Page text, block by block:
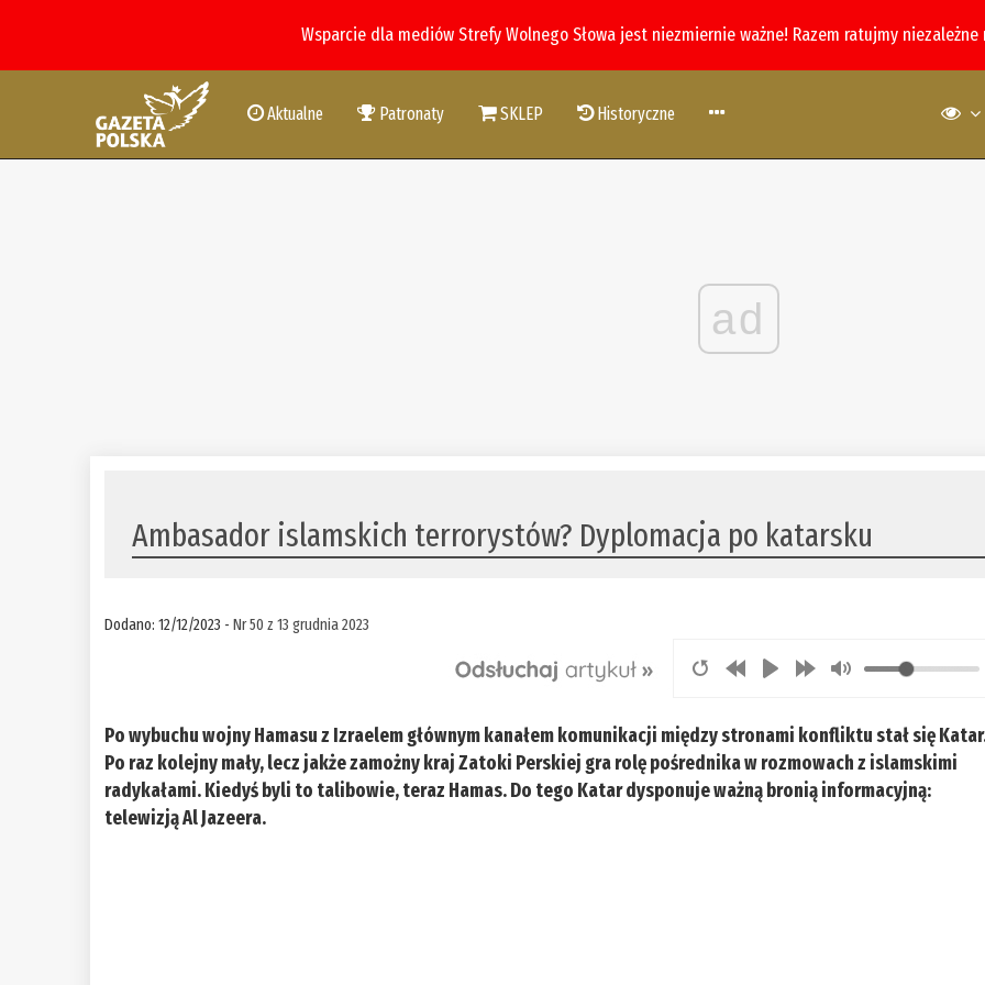
Wsparcie dla mediów Strefy Wolnego Słowa jest niezmiernie ważne! Razem ratujmy
Aktualne Patronaty SKLEP Historyczne
ad
Ambasador islamskich terrorystów? Dyplomacja po katarsku
Dodano: 12/12/2023 -Nr 50 z 13 grudnia 2023
Po wybuchu wojny Hamasu z Izraelem głównym kanałem komunikacji między stronami konfliktu stał się
Po raz kolejny mały, lecz jakże zamożny kraj Zatoki Perskiej gra rolę pośrednika w rozmowach z islamskimi
radykałami. Kiedyś byli to talibowie, teraz Hamas. Do tego Katar dysponuje ważną bronią informacyjną:
telewizją Al Jazeera.